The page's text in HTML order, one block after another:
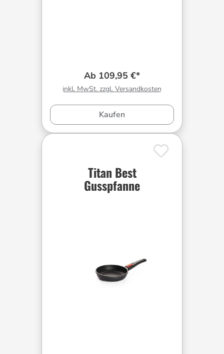
Ab 109,95 €*
inkl. MwSt. zzgl. Versandkosten
Kaufen
Titan Best
Gusspfanne